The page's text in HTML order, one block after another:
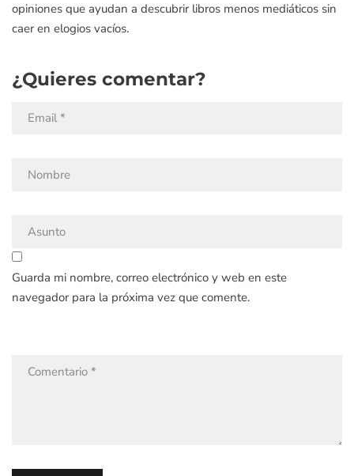
opiniones que ayudan a descubrir libros menos mediáticos sin
caer en elogios vacíos.
¿Quieres comentar?
Guarda mi nombre, correo electrónico y web en este
navegador para la próxima vez que comente.